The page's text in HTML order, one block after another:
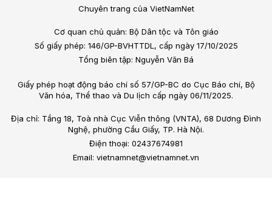
Chuyên trang của VietNamNet
Cơ quan chủ quản: Bộ Dân tộc và Tôn giáo
Số giấy phép: 146/GP-BVHTTDL, cấp ngày 17/10/2025
Tổng biên tập: Nguyễn Văn Bá
Giấy phép hoạt động báo chí số 57/GP-BC do Cục Báo chí, Bộ
Văn hóa, Thể thao và Du lịch cấp ngày 06/11/2025.
Địa chỉ: Tầng 18, Toà nhà Cục Viễn thông (VNTA), 68 Dương Đình
Nghệ, phường Cầu Giấy, TP. Hà Nội.
Điện thoại: 02437674981
Email: vietnamnet@vietnamnet.vn